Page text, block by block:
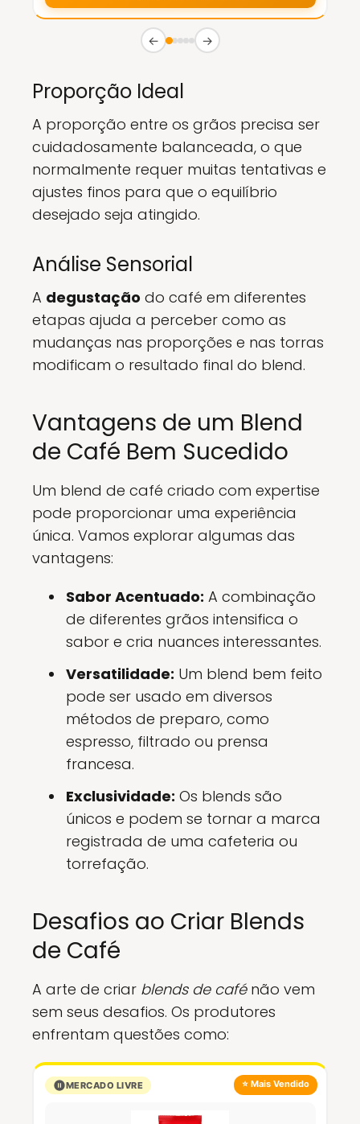
← →
Proporção Ideal
A proporção entre os grãos precisa ser
cuidadosamente balanceada, o que
normalmente requer muitas tentativas e
ajustes finos para que o equilíbrio
desejado seja atingido.
Análise Sensorial
A degustação do café em diferentes
etapas ajuda a perceber como as
mudanças nas proporções e nas torras
modificam o resultado final do blend.
Vantagens de um Blend
de Café Bem Sucedido
Um blend de café criado com expertise
pode proporcionar uma experiência
única. Vamos explorar algumas das
vantagens:
Sabor Acentuado: A combinação
de diferentes grãos intensifica o
sabor e cria nuances interessantes.
Versatilidade: Um blend bem feito
pode ser usado em diversos
métodos de preparo, como
espresso, filtrado ou prensa
francesa.
Exclusividade: Os blends são
únicos e podem se tornar a marca
registrada de uma cafeteria ou
torrefação.
Desafios ao Criar Blends
de Café
A arte de criar blends de cafénão vem
sem seus desafios. Os produtores
enfrentam questões como:
⭐ Mais Vendido
MERCADO LIVRE